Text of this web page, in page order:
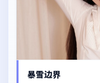
暴雪边界